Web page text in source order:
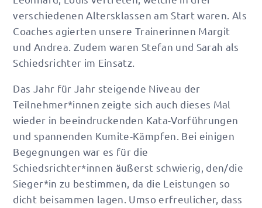
verschiedenen Altersklassen am Start waren. Als
Coaches agierten unsere Trainerinnen Margit
und Andrea. Zudem waren Stefan und Sarah als
Schiedsrichter im Einsatz.
Das Jahr für Jahr steigende Niveau der
Teilnehmer*innen zeigte sich auch dieses Mal
wieder in beeindruckenden Kata-Vorführungen
und spannenden Kumite-Kämpfen. Bei einigen
Begegnungen war es für die
Schiedsrichter*innen äußerst schwierig, den/die
Sieger*in zu bestimmen, da die Leistungen so
dicht beisammen lagen. Umso erfreulicher, dass